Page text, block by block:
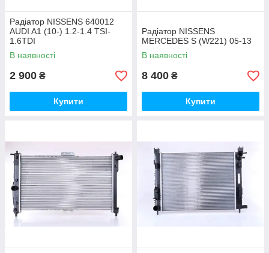
Радіатор NISSENS 640012
AUDI A1 (10-) 1.2-1.4 TSI-
1.6TDI
В наявності
2 900 ₴
Купити
Радіатор NISSENS
MERCEDES S (W221) 05-13
В наявності
8 400 ₴
Купити